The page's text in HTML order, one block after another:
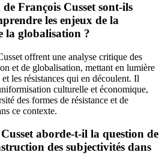
François Cusset sont-ils
les enjeux de la
la globalisation ?
offrent une analyse critique des
et de globalisation, mettant en lumière
les résistances qui en découlent. Il
culturelle et économique,
des formes de résistance et de
ce contexte.
aborde-t-il la question de
des subjectivités dans